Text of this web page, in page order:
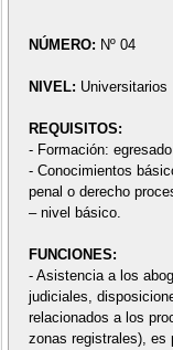
NÚMERO: Nº 04
NIVEL: Universitarios
REQUISITOS:
- Formación:
- Conocimientos
penal o derecho
– nivel básico.
FUNCIONES:
- Asistencia a los
judiciales,
relacionados a los
zonas registrales), es